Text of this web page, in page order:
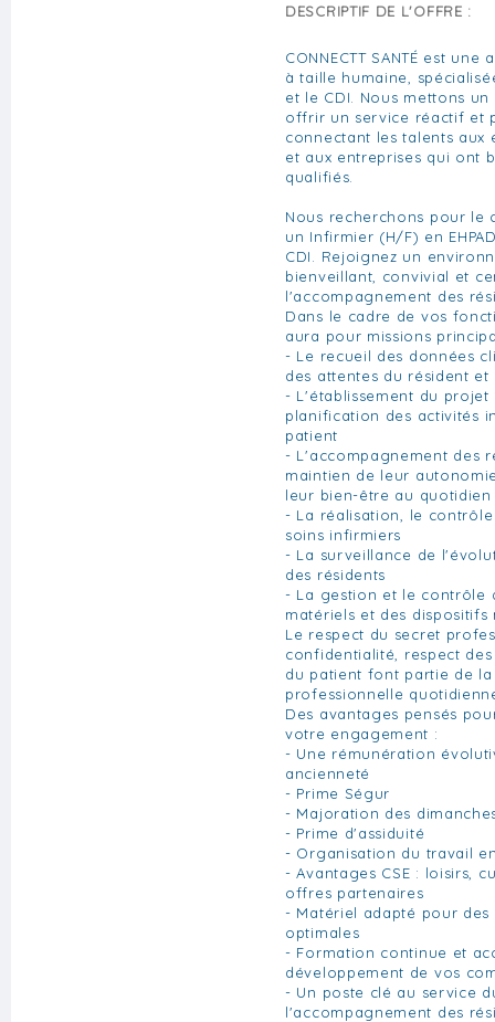
DESCRIPTIF DE L'OFFRE :
CONNECTT SANTÉ est
à taille humaine,
et le CDI. Nous mettons
offrir un service réactif et
connectant les talents aux
et aux entreprises qui ont
qualifiés.
Nous recherchons pour le
un Infirmier (H/F) en
CDI. Rejoignez un
bienveillant, convivial et
l'accompagnement des
Dans le cadre de vos
aura pour missions
- Le recueil des données
des attentes du résident
- L'établissement du
planification des activités
patient
- L'accompagnement des
maintien de leur
leur bien-être au quotidien
- La réalisation, le
soins infirmiers
- La surveillance de
des résidents
- La gestion et le contrôle
matériels et des
Le respect du secret
confidentialité, respect
du patient font partie de
professionnelle
Des avantages pensés
votre engagement :
- Une rémunération
ancienneté
- Prime Ségur
- Majoration des
- Prime d'assiduité
- Organisation du travail
- Avantages CSE : loisirs,
offres partenaires
- Matériel adapté pour
optimales
- Formation continue et
développement de vos
- Un poste clé au service
l'accompagnement des